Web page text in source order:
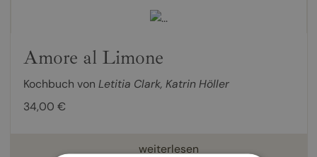
Amore al Limone
Kochbuch von Letitia Clark, Katrin Höller
34,00 €
weiterlesen